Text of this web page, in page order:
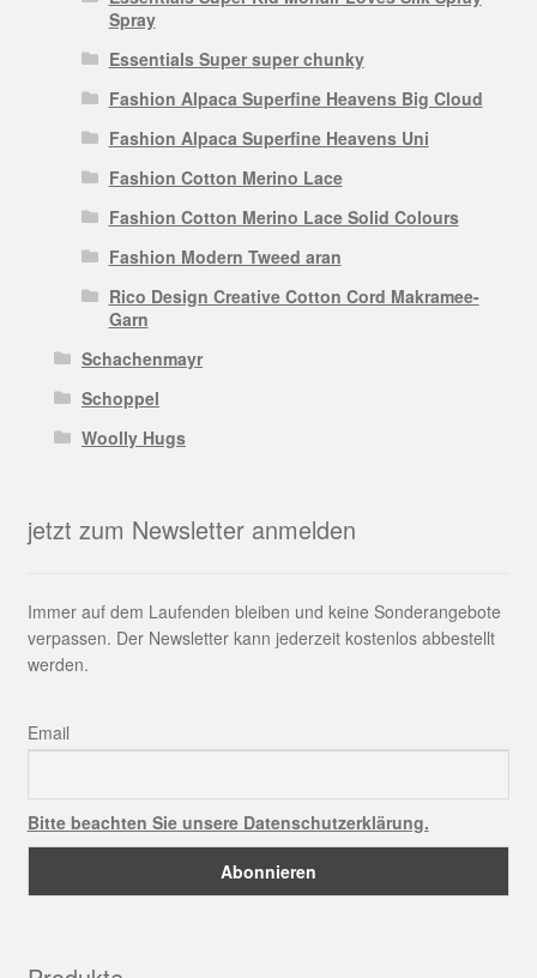
Spray
Essentials Super super chunky
Fashion Alpaca Superfine Heavens Big Cloud
Fashion Alpaca Superfine Heavens Uni
Fashion Cotton Merino Lace
Fashion Cotton Merino Lace Solid Colours
Fashion Modern Tweed aran
Rico Design Creative Cotton Cord Makramee-
Garn
Schachenmayr
Schoppel
Woolly Hugs
jetzt zum Newsletter anmelden
Immer auf dem Laufenden bleiben und keine Sonderangebote
verpassen. Der Newsletter kann jederzeit kostenlos abbestellt
werden.
Email
Bitte beachten Sie unsere Datenschutzerklärung.